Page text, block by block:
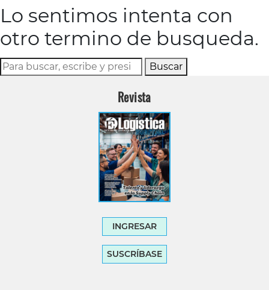
Lo sentimos intenta con
otro termino de busqueda.
Buscar
Revista
INGRESAR
SUSCRÍBASE